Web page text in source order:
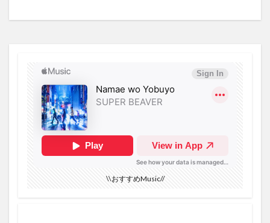
\\おすすめMusic//